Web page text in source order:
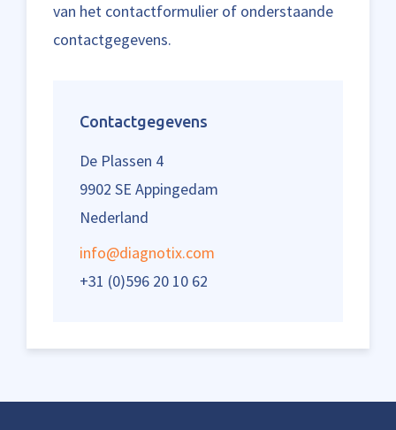
van het contactformulier of onderstaande
contactgegevens.
Contactgegevens
De Plassen 4
9902 SE Appingedam
Nederland
info@diagnotix.com
+31 (0)596 20 10 62